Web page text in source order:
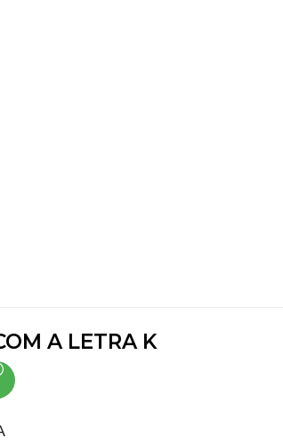
A LETRA K